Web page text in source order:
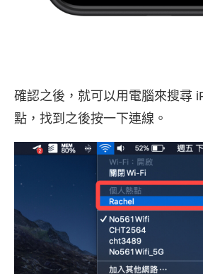
確認之後，就可以用電腦來搜尋
點，找到之後按一下連線。